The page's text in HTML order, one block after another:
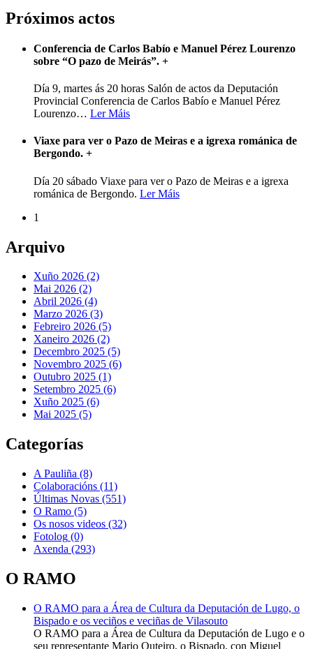
Próximos actos
Conferencia de Carlos Babío e Manuel Pérez Lourenzo
sobre “O pazo de Meirás”. +
Día 9, martes ás 20 horas Salón de actos da Deputación
Provincial Conferencia de Carlos Babío e Manuel Pérez
Lourenzo… Ler Máis
Viaxe para ver o Pazo de Meiras e a igrexa románica de
Bergondo. +
Día 20 sábado Viaxe para ver o Pazo de Meiras e a igrexa
románica de Bergondo. Ler Máis
1
Arquivo
Xuño 2026 (2)
Mai 2026 (2)
Abril 2026 (4)
Marzo 2026 (3)
Febreiro 2026 (5)
Xaneiro 2026 (2)
Decembro 2025 (5)
Novembro 2025 (6)
Outubro 2025 (1)
Setembro 2025 (6)
Xuño 2025 (6)
Mai 2025 (5)
Categorías
A Pauliña (8)
Colaboracións (11)
Últimas Novas (551)
O Ramo (5)
Os nosos videos (32)
Fotolog (0)
Axenda (293)
O RAMO
O RAMO para a Área de Cultura da Deputación de Lugo, o
Bispado e os veciños e veciñas de Vilasouto
O RAMO para a Área de Cultura da Deputación de Lugo e o
seu representante Mario Outeiro, o Bispado, con Miguel